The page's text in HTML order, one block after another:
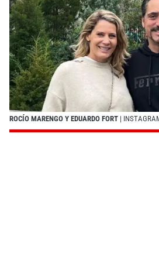
ROCÍO MARENGO Y EDUARDO FORT |